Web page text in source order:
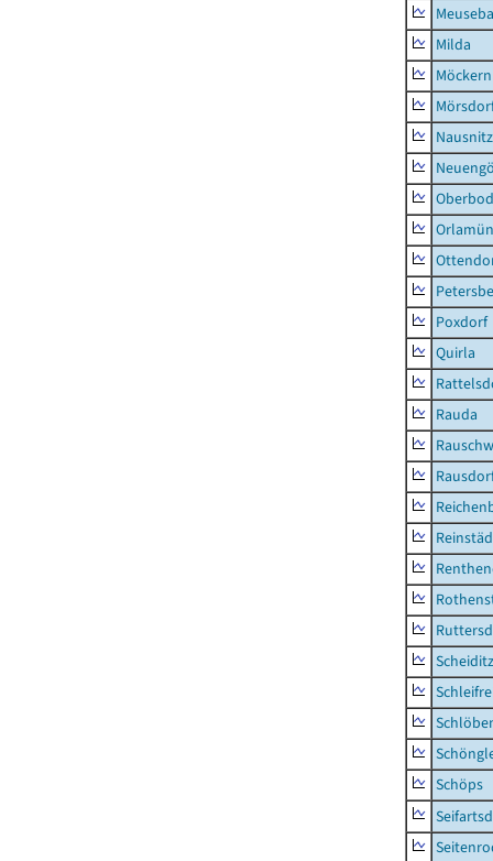
Milda
Möckern
Nausnitz
Poxdorf
Quirla
Rauda
Scheiditz
Schöps